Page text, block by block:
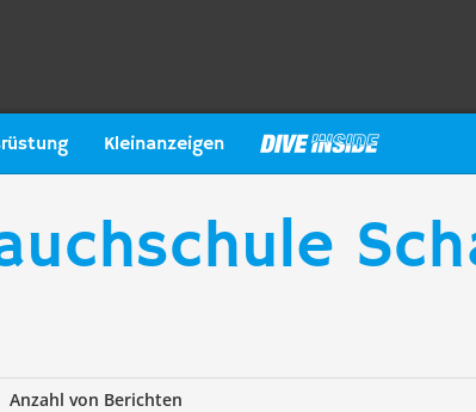
Kleinanzeigen
Anzahl von Berichten